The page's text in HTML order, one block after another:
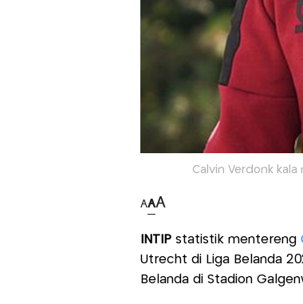
Calvin Verdonk
AAA
INTIP statistik mentereng
Utrecht di Liga Belanda
Belanda di Stadion